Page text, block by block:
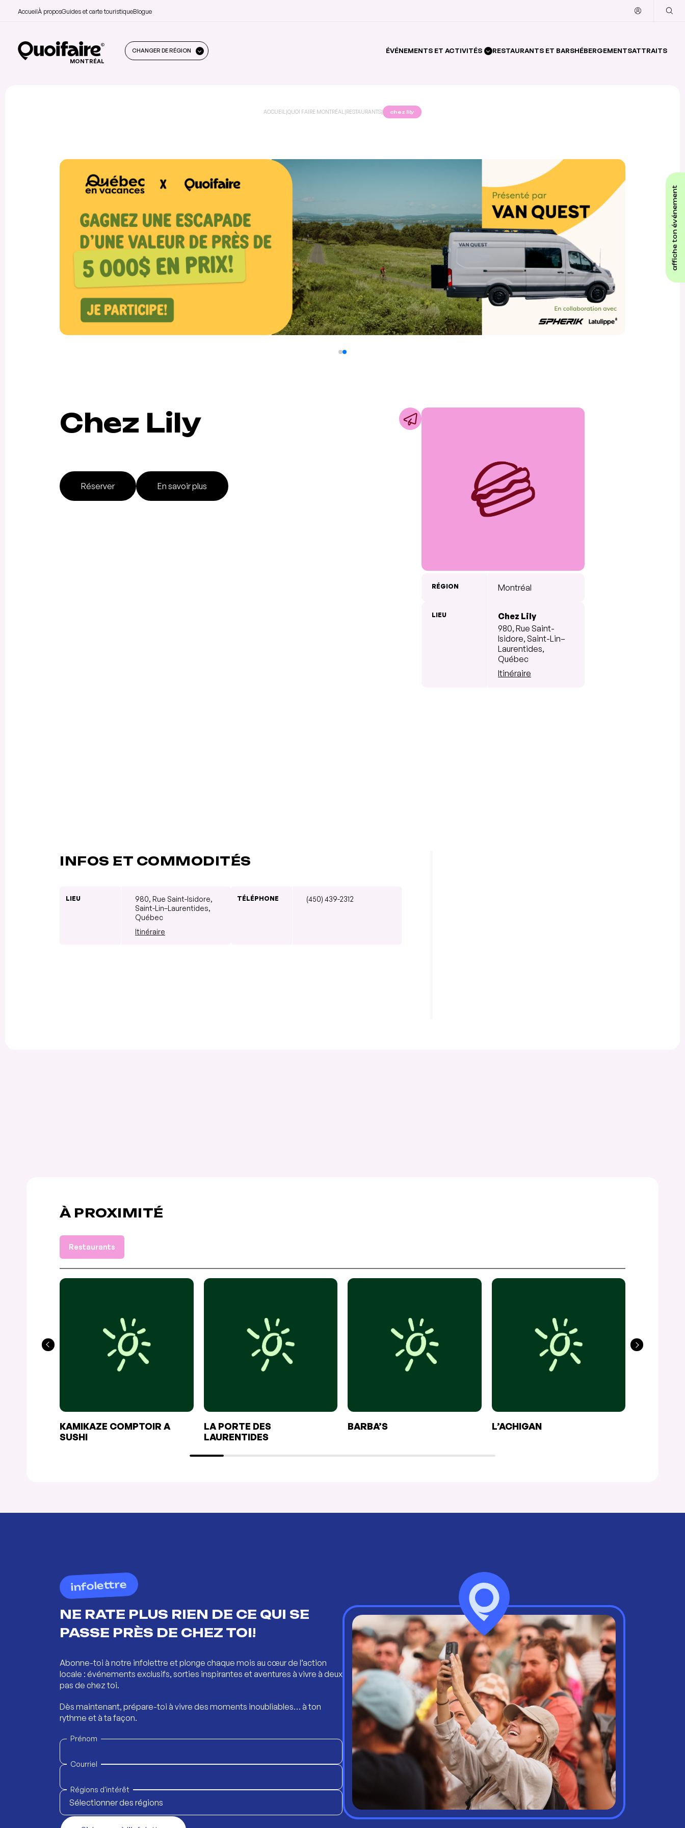
AccueilÀ proposGuides et carte touristiqueBlogue
MONTRÉAL
CHANGER DE RÉGION ÉVÉNEMENTS ET ACTIVITÉS RESTAURANTS ET BARSHÉBERGEMENTSATTRAITS
affiche ton événement
ACCUEIL |QUOI FAIRE MONTRÉAL |RESTAURANTS| chez lily
Chez Lily
Réserver En savoir plus
RÉGION Montréal
LIEU
Chez Lily
980, Rue Saint-
Isidore, Saint-Lin–
Laurentides,
Québec
Itinéraire
INFOS ET COMMODITÉS
LIEU
980, Rue Saint-Isidore,
Saint-Lin–Laurentides,
Québec
Itinéraire
TÉLÉPHONE (450) 439-2312
À PROXIMITÉ
Restaurants
KAMIKAZE COMPTOIR A
SUSHI
LA PORTE DES
LAURENTIDES
BARBA’S L’ACHIGAN
infolettre
NE RATE PLUS RIEN DE CE QUI SE
PASSE PRÈS DE CHEZ TOI!
Abonne-toi à notre infolettre et plonge chaque mois au cœur de l’action
locale : événements exclusifs, sorties inspirantes et aventures à vivre à deux
pas de chez toi.
Dès maintenant, prépare-toi à vivre des moments inoubliables… à ton
rythme et à ta façon.
Prénom
Courriel
Régions d'intérêt
Sélectionner des régions